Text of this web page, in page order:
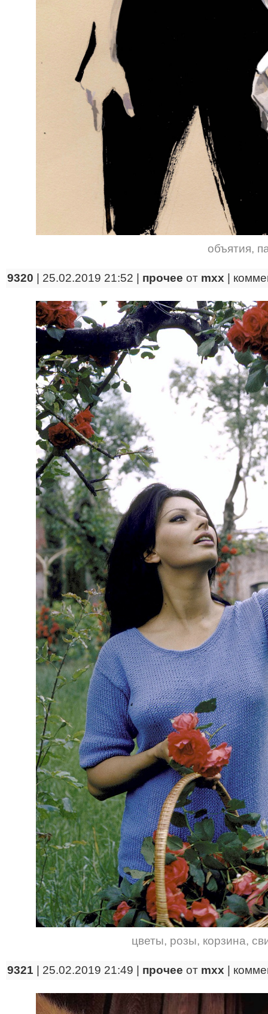
объятия,
9320 | 25.02.2019 21:52 | прочее от mxx
цветы, розы, корзина,
9321 | 25.02.2019 21:49 | прочее от mxx